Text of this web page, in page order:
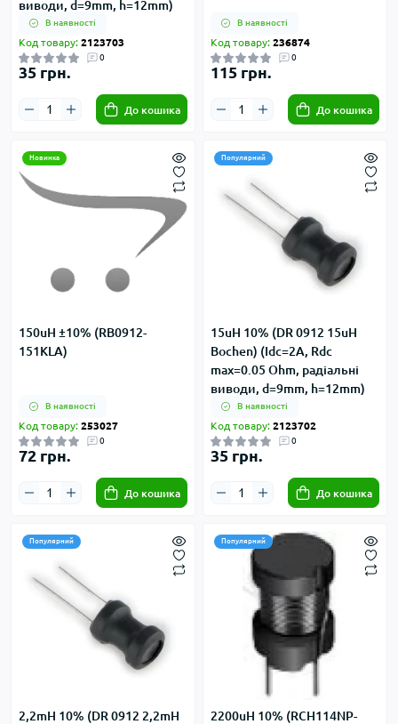
виводи, d=9mm, h=12mm)
В наявності
Код товару: 2123703
0
35 грн.
До кошика
В наявності
Код товару: 236874
0
115 грн.
До кошика
Новинка
150uH ±10% (RB0912-
151KLA)
В наявності
Код товару: 253027
0
72 грн.
До кошика
Популярний
15uH 10% (DR 0912 15uH
Bochen) (Idc=2А, Rdc
max=0.05 Ohm, радіальні
виводи, d=9mm, h=12mm)
В наявності
Код товару: 2123702
0
35 грн.
До кошика
Популярний
2,2mH 10% (DR 0912 2,2mH
Популярний
2200uH 10% (RCH114NP-